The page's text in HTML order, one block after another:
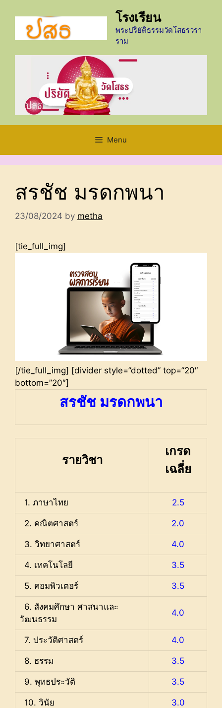
content
โรงเรียน
พระปริยัติธรรมวัดโสธรวรา
ราม
Menu
สรชัช มรดกพนา
23/08/2024 by metha
[tie_full_img]
[/tie_full_img] [divider style=”dotted” top=”20″
bottom=”20″]
สรชัช มรดกพนา
รายวิชา
เกรด
เฉลี่ย
1. ภาษาไทย 2.5
2. คณิตศาสตร์ 2.0
3. วิทยาศาสตร์ 4.0
4. เทคโนโลยี 3.5
5. คอมพิวเตอร์ 3.5
6. สังคมศึกษา ศาสนาและ
วัฒนธรรม
4.0
7. ประวัติศาสตร์ 4.0
8. ธรรม 3.5
9. พุทธประวัติ 3.5
10. วินัย 3.0